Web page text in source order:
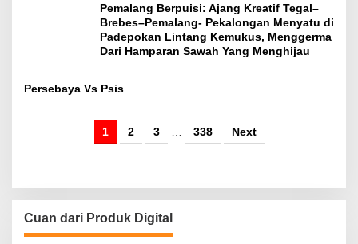
Pemalang Berpuisi: Ajang Kreatif Tegal–
Brebes–Pemalang- Pekalongan Menyatu di
Padepokan Lintang Kemukus, Menggerma
Dari Hamparan Sawah Yang Menghijau
Persebaya Vs Psis
1 2 3 338 Next
Cuan dari Produk Digital